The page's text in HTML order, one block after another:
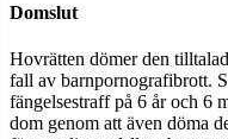
Domslut
Hovrätten dömer den
fall av barnpornografibrott.
fängelsestraff på 6 år och 6
dom genom att även döma